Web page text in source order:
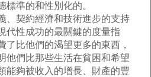
標準的和性別化的。
契約經濟和技術進步的支持
代性成功的最關鍵的度量指
了比他們的渴望更多的東西，
他們比那些生活在貧困和希望
能夠被收入的增長、財產的豐